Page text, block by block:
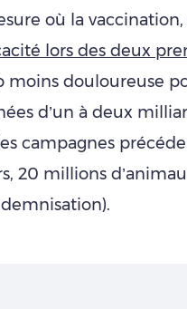
où la vaccination,
lors des deux
moins douloureuse
d’un à deux
campagnes
20 millions